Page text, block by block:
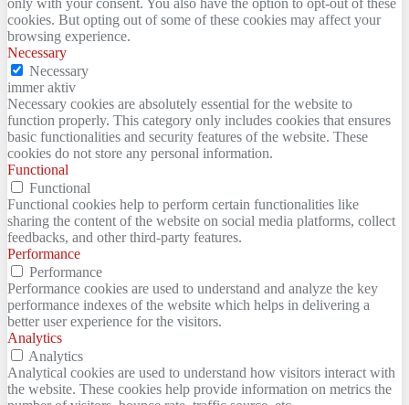
only with your consent. You also have the option to opt-out of these
cookies. But opting out of some of these cookies may affect your
browsing experience.
Necessary
Necessary
immer aktiv
Necessary cookies are absolutely essential for the website to
function properly. This category only includes cookies that ensures
basic functionalities and security features of the website. These
cookies do not store any personal information.
Functional
Functional
Functional cookies help to perform certain functionalities like
sharing the content of the website on social media platforms, collect
feedbacks, and other third-party features.
Performance
Performance
Performance cookies are used to understand and analyze the key
performance indexes of the website which helps in delivering a
better user experience for the visitors.
Analytics
Analytics
Analytical cookies are used to understand how visitors interact with
the website. These cookies help provide information on metrics the